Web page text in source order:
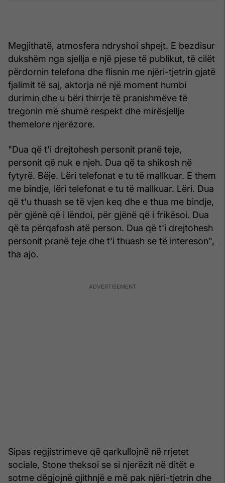
Megjithatë, atmosfera ndryshoi shpejt. E bezdisur
dukshëm nga sjellja e një pjese të publikut, të cilët
përdornin telefona dhe flisnin me njëri-tjetrin gjatë
fjalimit të saj, aktorja në një moment humbi
durimin dhe u bëri thirrje të pranishmëve të
tregonin më shumë respekt dhe mirësjellje
themelore njerëzore.
"Dua që t'i drejtohesh personit pranë teje,
personit që nuk e njeh. Dua që ta shikosh në
fytyrë. Bëje. Lëri telefonat e tu të mallkuar. E them
me bindje, lëri telefonat e tu të mallkuar. Lëri. Dua
që t'u thuash se të vjen keq dhe e thua me bindje,
për gjënë që i lëndoi, për gjënë që i frikësoi. Dua
që ta përqafosh atë person. Dua që t'i drejtohesh
personit pranë teje dhe t'i thuash se të intereson",
tha ajo.
Sipas regjistrimeve që qarkullojnë në rrjetet
sociale, Stone theksoi se si njerëzit në ditët e
sotme dëgjojnë gjithnjë e më pak njëri-tjetrin dhe